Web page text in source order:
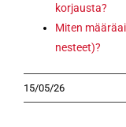
korjausta?
Miten
nesteet)?
15/05/26